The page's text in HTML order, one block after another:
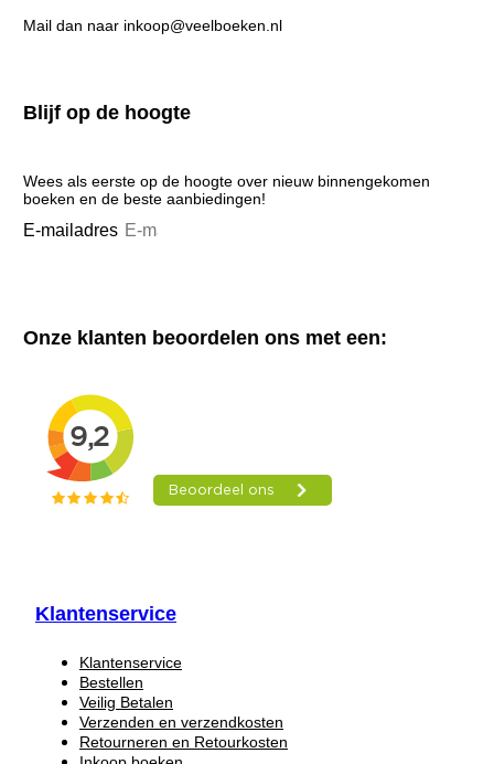
Mail dan naar inkoop@veelboeken.nl
Blijf op de hoogte
Wees als eerste op de hoogte over nieuw binnengekomen
boeken en de beste aanbiedingen!
E-mailadres
Onze klanten beoordelen ons met een:
Klantenservice
Klantenservice
Bestellen
Veilig Betalen
Verzenden en verzendkosten
Retourneren en Retourkosten